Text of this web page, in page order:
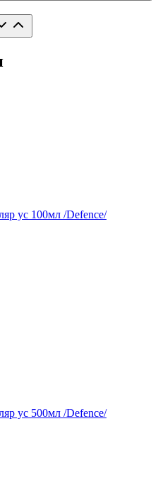
ус 100мл /Defence/
ус 500мл /Defence/